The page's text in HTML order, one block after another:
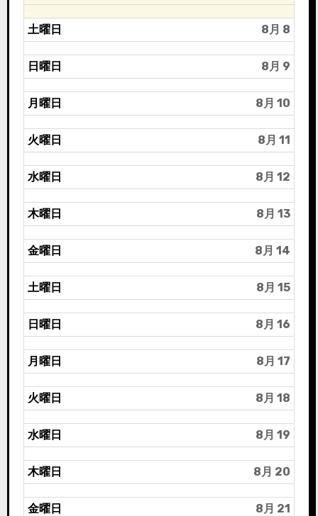
土曜日 8月 8
日曜日 8月 9
月曜日 8月 10
火曜日 8月 11
水曜日 8月 12
木曜日 8月 13
金曜日 8月 14
土曜日 8月 15
日曜日 8月 16
月曜日 8月 17
火曜日 8月 18
水曜日 8月 19
木曜日 8月 20
金曜日 8月 21